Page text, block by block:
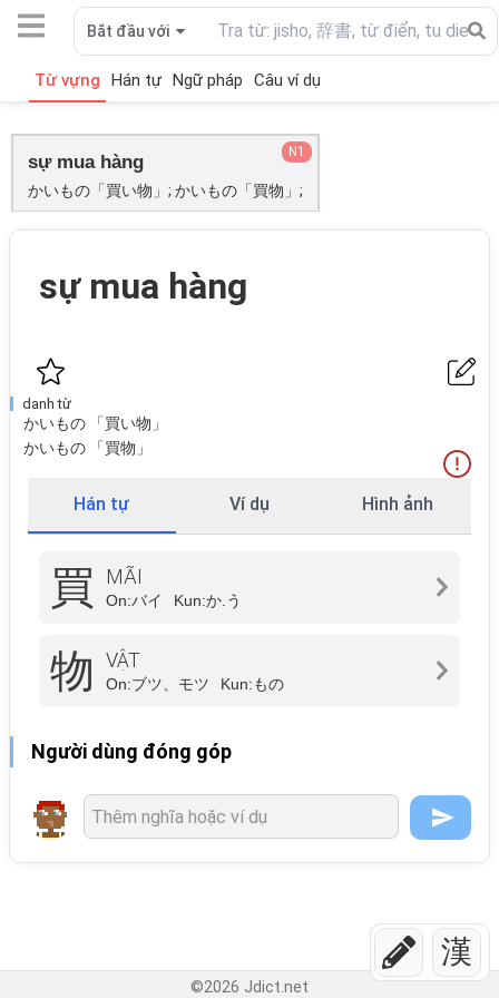
漢
Bắt đầu với
Từ vựng Hán tự Ngữ pháp Câu ví dụ
sự mua hàng
かいもの「買い物」; かいもの「買物」;
N1
sự mua hàng
danh từ
かいもの 「買い物」
かいもの 「買物」
Hán tự Ví dụ Hình ảnh
買 MÃI
On:バイ Kun:か.う
物 VẬT
On:ブツ、モツ Kun:もの
Người dùng đóng góp
©2026 Jdict.net